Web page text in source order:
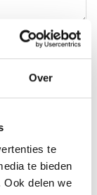
Over
te
te bieden
Ook delen we